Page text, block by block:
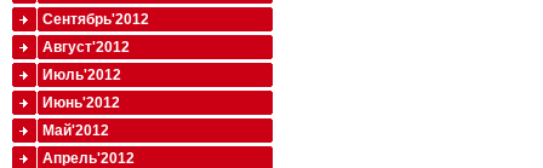
Сентябрь'2012
Август'2012
Июль'2012
Июнь'2012
Май'2012
Апрель'2012